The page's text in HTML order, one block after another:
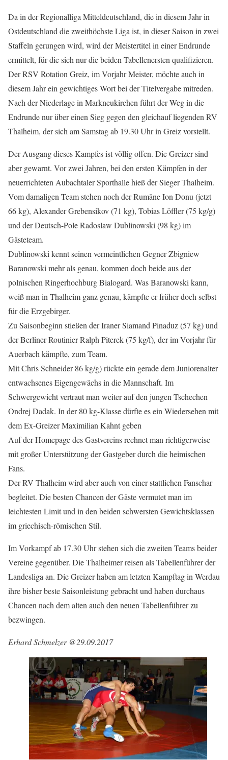
Da in der Regionalliga Mitteldeutschland, die in diesem Jahr in
Ostdeutschland die zweithöchste Liga ist, in dieser Saison in zwei
Staffeln gerungen wird, wird der Meistertitel in einer Endrunde
ermittelt, für die sich nur die beiden Tabellenersten qualifizieren.
Der RSV Rotation Greiz, im Vorjahr Meister, möchte auch in
diesem Jahr ein gewichtiges Wort bei der Titelvergabe mitreden.
Nach der Niederlage in Markneukirchen führt der Weg in die
Endrunde nur über einen Sieg gegen den gleichauf liegenden RV
Thalheim, der sich am Samstag ab 19.30 Uhr in Greiz vorstellt.
Der Ausgang dieses Kampfes ist völlig offen. Die Greizer sind
aber gewarnt. Vor zwei Jahren, bei den ersten Kämpfen in der
neuerrichteten Aubachtaler Sporthalle hieß der Sieger Thalheim.
Vom damaligen Team stehen noch der Rumäne Ion Donu (jetzt
66 kg), Alexander Grebensikov (71 kg), Tobias Löffler (75 kg/g)
und der Deutsch-Pole Radoslaw Dublinowski (98 kg) im
Gästeteam.
Dublinowski kennt seinen vermeintlichen Gegner Zbigniew
Baranowski mehr als genau, kommen doch beide aus der
polnischen Ringerhochburg Bialogard. Was Baranowski kann,
weiß man in Thalheim ganz genau, kämpfte er früher doch selbst
für die Erzgebirger.
Zu Saisonbeginn stießen der Iraner Siamand Pinaduz (57 kg) und
der Berliner Routinier Ralph Piterek (75 kg/f), der im Vorjahr für
Auerbach kämpfte, zum Team.
Mit Chris Schneider 86 kg/g) rückte ein gerade dem Juniorenalter
entwachsenes Eigengewächs in die Mannschaft. Im
Schwergewicht vertraut man weiter auf den jungen Tschechen
Ondrej Dadak. In der 80 kg-Klasse dürfte es ein Wiedersehen mit
dem Ex-Greizer Maximilian Kahnt geben
Auf der Homepage des Gastvereins rechnet man richtigerweise
mit großer Unterstützung der Gastgeber durch die heimischen
Fans.
Der RV Thalheim wird aber auch von einer stattlichen Fanschar
begleitet. Die besten Chancen der Gäste vermutet man im
leichtesten Limit und in den beiden schwersten Gewichtsklassen
im griechisch-römischen Stil.
Im Vorkampf ab 17.30 Uhr stehen sich die zweiten Teams beider
Vereine gegenüber. Die Thalheimer reisen als Tabellenführer der
Landesliga an. Die Greizer haben am letzten Kampftag in Werdau
ihre bisher beste Saisonleistung gebracht und haben durchaus
Chancen nach dem alten auch den neuen Tabellenführer zu
bezwingen.
Erhard Schmelzer @29.09.2017